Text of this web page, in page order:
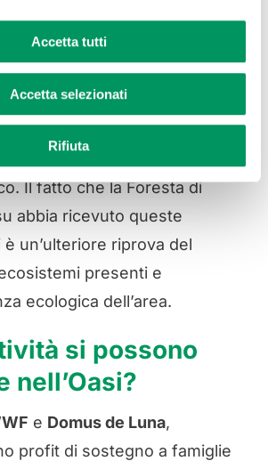
Accetta tutti
Accetta selezionati
Rifiuta
biodiversità, si prefiggono
di tutela dell’ambiente. I
scopo di conservare gli
e le specie che vi abitano
sono finalizzate alla
Il fatto che la Foresta di
abbia ricevuto queste
un’ulteriore riprova del
presenti e
ecologica dell’area.
si possono
nell’Oasi?
e Domus de Luna,
profit di sostegno a famiglie